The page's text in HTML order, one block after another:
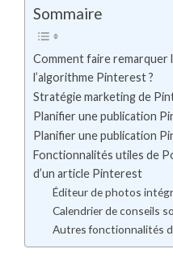
Sommaire
Comment faire remarquer
l’algorithme Pinterest ?
Stratégie marketing de
Planifier une publication
Planifier une publication
Fonctionnalités utiles de
d’un article Pinterest
Éditeur de photos
Calendrier de conseils
Autres fonctionnalités